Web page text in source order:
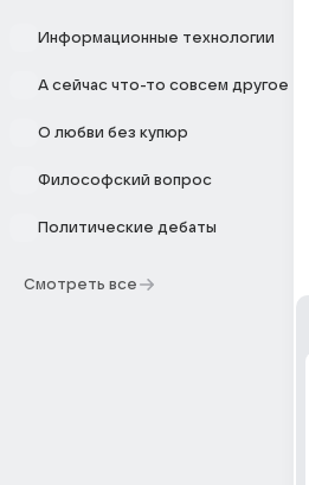
Информационные технологии
А сейчас что-то совсем другое
О любви без купюр
Философский вопрос
Политические дебаты
Смотреть все